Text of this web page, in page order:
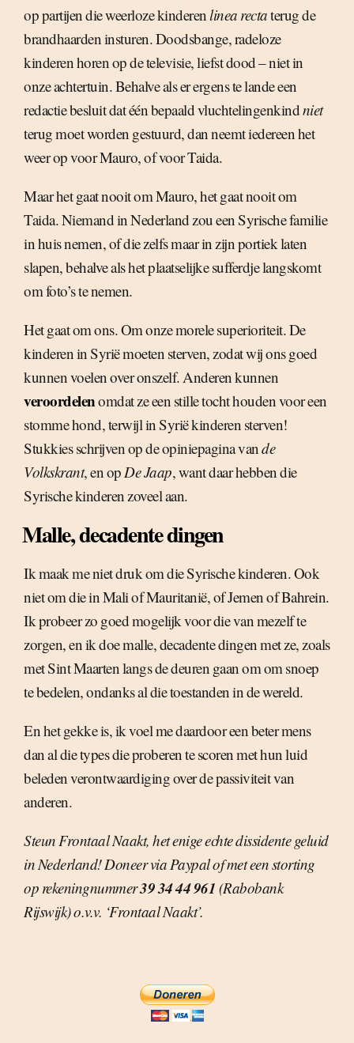
op partijen die weerloze kinderenlinea rectaterug de
brandhaarden insturen. Doodsbange, radeloze
kinderen horen op de televisie, liefst dood – niet in
onze achtertuin. Behalve als er ergens te lande een
redactie besluit dat één bepaald vluchtelingenkindniet
terug moet worden gestuurd, dan neemt iedereen het
weer op voor Mauro, of voor Taida.
Maar het gaat nooit om Mauro, het gaat nooit om
Taida. Niemand in Nederland zou een Syrische familie
in huis nemen, of die zelfs maar in zijn portiek laten
slapen, behalve als het plaatselijke sufferdje langskomt
om foto’s te nemen.
Het gaat om ons. Om onze morele superioriteit. De
kinderen in Syrië moeten sterven, zodat wij ons goed
kunnen voelen over onszelf. Anderen kunnen
veroordelenomdat ze een stille tocht houden voor een
stomme hond, terwijl in Syrië kinderen sterven!
Stukkies schrijven op de opiniepagina vande
Volkskrant, en opDe Jaap, want daar hebben die
Syrische kinderen zoveel aan.
Malle, decadente dingen
Ik maak me niet druk om die Syrische kinderen. Ook
niet om die in Mali of Mauritanië, of Jemen of Bahrein.
Ik probeer zo goed mogelijk voor die van mezelf te
zorgen, en ik doe malle, decadente dingen met ze, zoals
met Sint Maarten langs de deuren gaan om om snoep
te bedelen, ondanks al die toestanden in de wereld.
En het gekke is, ik voel me daardoor een beter mens
dan al die types die proberen te scoren met hun luid
beleden verontwaardiging over de passiviteit van
anderen.
Steun Frontaal Naakt, het enige echte dissidente geluid
in Nederland! Doneer via Paypal of met een storting
op rekeningnummer39 34 44 961 (Rabobank
Rijswijk) o.v.v. ‘Frontaal Naakt’.